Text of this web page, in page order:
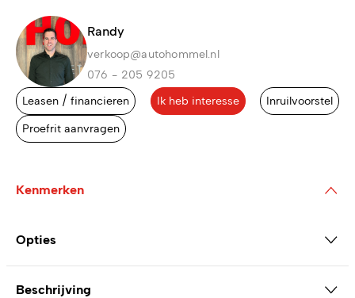
Leasen / financieren Ik heb interesse Inruilvoorstel
Proefrit aanvragen
Randy
verkoop@autohommel.nl
076 - 205 9205
Kenmerken
Opties
Beschrijving